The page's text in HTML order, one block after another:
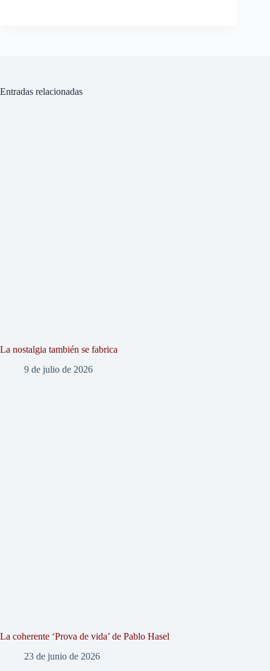
Entradas relacionadas
La nostalgia también se fabrica
9 de julio de 2026
La coherente ‘Prova de vida’ de Pablo Hasel
23 de junio de 2026